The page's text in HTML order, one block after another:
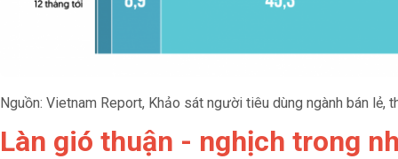
Nguồn: Vietnam Report, Khảo sát người tiêu dùng ngành bán lẻ,
Làn gió thuận - nghịch trong